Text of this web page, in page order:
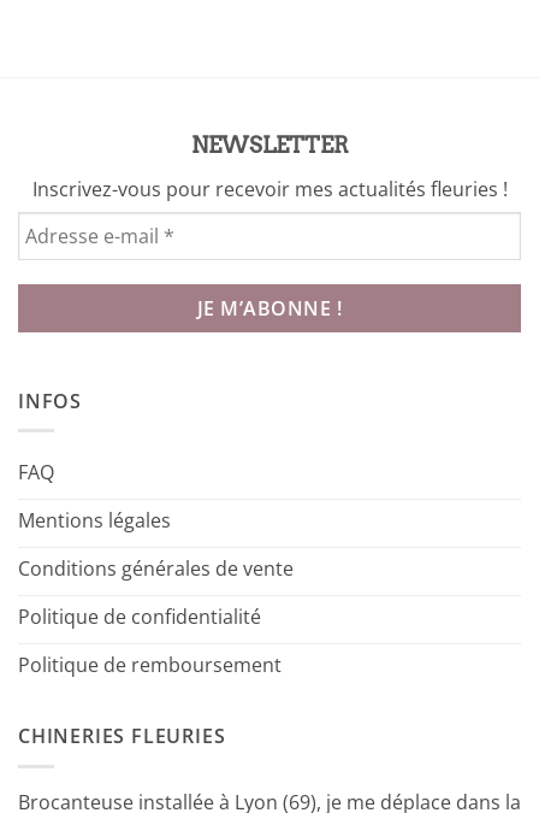
NEWSLETTER
Inscrivez-vous pour recevoir mes actualités fleuries !
INFOS
FAQ
Mentions légales
Conditions générales de vente
Politique de confidentialité
Politique de remboursement
CHINERIES FLEURIES
Brocanteuse installée à Lyon (69), je me déplace dans la